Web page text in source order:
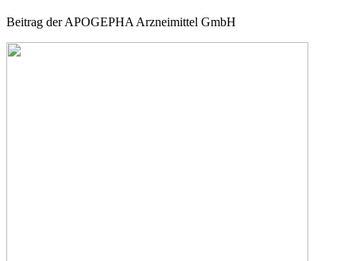
Beitrag der APOGEPHA Arzneimittel GmbH